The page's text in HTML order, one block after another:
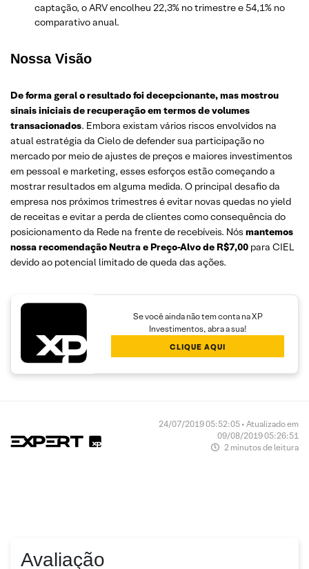
captação, o ARV encolheu 22,3% no trimestre e 54,1% no
comparativo anual.
Nossa Visão
De forma geral o resultado foi decepcionante, mas mostrou
sinais iniciais de recuperação em termos de volumes
transacionados. Embora existam vários riscos envolvidos na
atual estratégia da Cielo de defender sua participação no
mercado por meio de ajustes de preços e maiores investimentos
em pessoal e marketing, esses esforços estão começando a
mostrar resultados em alguma medida. O principal desafio da
empresa nos próximos trimestres é evitar novas quedas no yield
de receitas e evitar a perda de clientes como consequência do
posicionamento da Rede na frente de recebíveis. Nós mantemos
nossa recomendação Neutra e Preço-Alvo de R$7,00 para CIEL
devido ao potencial limitado de queda das ações.
Se você ainda não tem conta na XP
Investimentos, abra a sua!
CLIQUE AQUI
24/07/2019 05:52:05 • Atualizado em
09/08/2019 05:26:51
2 minutos de leitura
Avaliação